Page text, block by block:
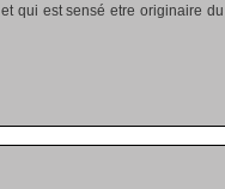
qui est sensé etre originaire du